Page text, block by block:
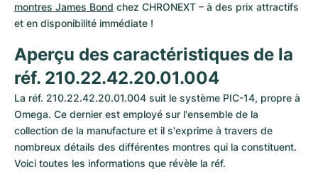
Montres pour femmes
Montres pour femmes
montres James Bond chez CHRONEXT – à des prix attractifs
et en disponibilité immédiate !
Aperçu des caractéristiques de la
réf. 210.22.42.20.01.004
La réf. 210.22.42.20.01.004 suit le système PIC-14, propre à
Omega. Ce dernier est employé sur l'ensemble de la
collection de la manufacture et il s'exprime à travers de
nombreux détails des différentes montres qui la constituent.
Voici toutes les informations que révèle la réf.